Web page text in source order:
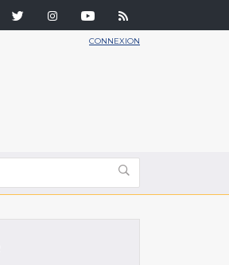
CONNEXION